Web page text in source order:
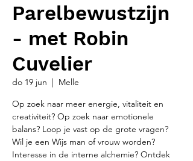
Parelbewustzijn
- met Robin
Cuvelier
do 19 jun
  |
Melle
Op zoek naar meer energie, vitaliteit en
creativiteit? Op zoek naar emotionele
balans? Loop je vast op de grote vragen?
Wil je een Wijs man of vrouw worden?
Interesse in de interne alchemie? Ontdek